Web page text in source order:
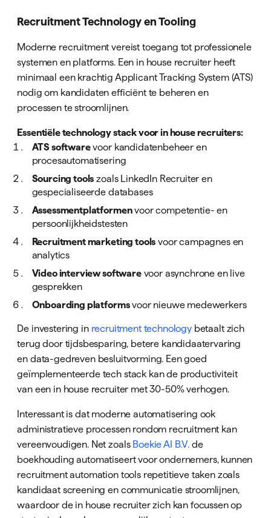
Recruitment Technology en Tooling
Moderne recruitment vereist toegang tot professionele
systemen en platforms. Een in house recruiter heeft
minimaal een krachtig Applicant Tracking System (ATS)
nodig om kandidaten efficiënt te beheren en
processen te stroomlijnen.
Essentiële technology stack voor in house recruiters:
ATS softwarevoor kandidatenbeheer en
procesautomatisering
Sourcing tools zoals LinkedIn Recruiter en
gespecialiseerde databases
Assessmentplatformenvoor competentie- en
persoonlijkheidstesten
Recruitment marketing tools voor campagnes en
analytics
Video interview softwarevoor asynchrone en live
gesprekken
Onboarding platformsvoor nieuwe medewerkers
De investering in recruitment technologybetaalt zich
terug door tijdsbesparing, betere kandidaatervaring
en data-gedreven besluitvorming. Een goed
geïmplementeerde tech stack kan de productiviteit
van een in house recruiter met 30-50% verhogen.
Interessant is dat moderne automatisering ook
administratieve processen rondom recruitment kan
vereenvoudigen. Net zoals Boekie AI B.V.de
boekhouding automatiseert voor ondernemers, kunnen
recruitment automation tools repetitieve taken zoals
kandidaat screening en communicatie stroomlijnen,
waardoor de in house recruiter zich kan focussen op